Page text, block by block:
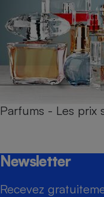
Parfums - Les prix
Newsletter
Recevez